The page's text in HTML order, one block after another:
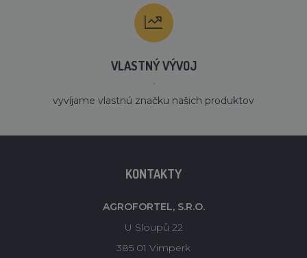
VLASTNÝ VÝVOJ
´
vyvíjame vlastnú značku našich produktov
KONTAKTY
AGROFORTEL, S.R.O.
U Sloupů 22
385 01 Vimperk